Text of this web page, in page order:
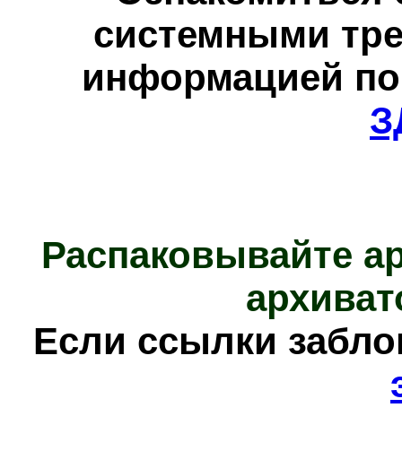
системными
информацией
Распаковывайте
Если ссылки